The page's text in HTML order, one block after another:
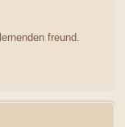
freund.